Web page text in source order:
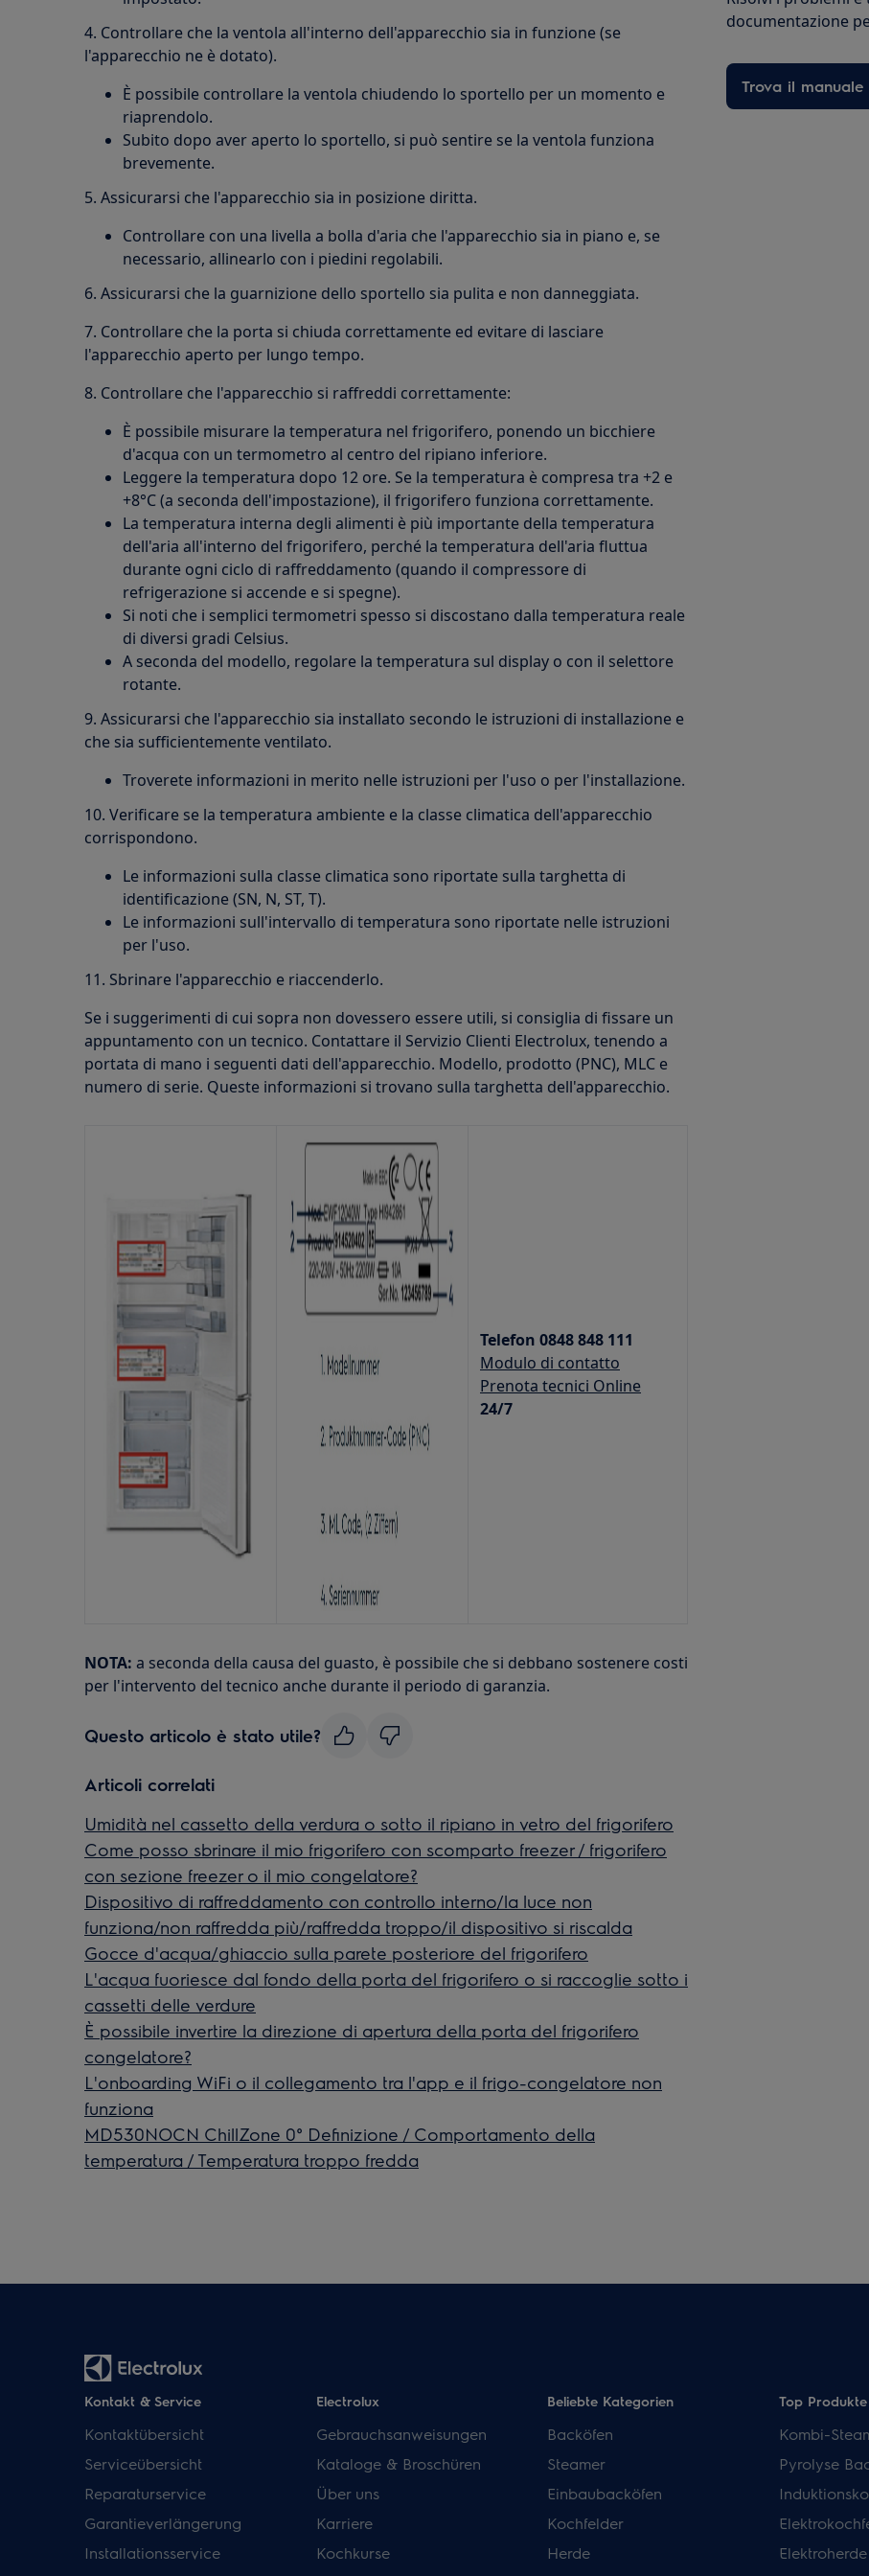
4. Controllare che la ventola all'interno dell'apparecchio sia in funzione (se
l'apparecchio ne è dotato).
È possibile controllare la ventola chiudendo lo sportello per un momento e
riaprendolo.
Subito dopo aver aperto lo sportello, si può sentire se la ventola funziona
brevemente.
5. Assicurarsi che l'apparecchio sia in posizione diritta.
Controllare con una livella a bolla d'aria che l'apparecchio sia in piano e, se
necessario, allinearlo con i piedini regolabili.
6. Assicurarsi che la guarnizione dello sportello sia pulita e non danneggiata.
7. Controllare che la porta si chiuda correttamente ed evitare di lasciare
l'apparecchio aperto per lungo tempo.
8. Controllare che l'apparecchio si raffreddi correttamente:
È possibile misurare la temperatura nel frigorifero, ponendo un bicchiere
d'acqua con un termometro al centro del ripiano inferiore.
Leggere la temperatura dopo 12 ore. Se la temperatura è compresa tra +2 e
+8°C (a seconda dell'impostazione), il frigorifero funziona correttamente.
La temperatura interna degli alimenti è più importante della temperatura
dell'aria all'interno del frigorifero, perché la temperatura dell'aria fluttua
durante ogni ciclo di raffreddamento (quando il compressore di
refrigerazione si accende e si spegne).
Si noti che i semplici termometri spesso si discostano dalla temperatura reale
di diversi gradi Celsius.
A seconda del modello, regolare la temperatura sul display o con il selettore
rotante.
9. Assicurarsi che l'apparecchio sia installato secondo le istruzioni di installazione e
che sia sufficientemente ventilato.
Troverete informazioni in merito nelle istruzioni per l'uso o per l'installazione.
10. Verificare se la temperatura ambiente e la classe climatica dell'apparecchio
corrispondono.
Le informazioni sulla classe climatica sono riportate sulla targhetta di
identificazione (SN, N, ST, T).
Le informazioni sull'intervallo di temperatura sono riportate nelle istruzioni
per l'uso.
11. Sbrinare l'apparecchio e riaccenderlo.
Se i suggerimenti di cui sopra non dovessero essere utili, si consiglia di fissare un
appuntamento con un tecnico. Contattare il Servizio Clienti Electrolux, tenendo a
portata di mano i seguenti dati dell'apparecchio. Modello, prodotto (PNC), MLC e
numero di serie. Queste informazioni si trovano sulla targhetta dell'apparecchio.
Telefon 0848 848 111
Modulo di contatto
Prenota tecnici Online
24/7
NOTA: a seconda della causa del guasto, è possibile che si debbano sostenere costi
per l'intervento del tecnico anche durante il periodo di garanzia.
Questo articolo è stato utile?
Articoli correlati
Umidità nel cassetto della verdura o sotto il ripiano in vetro del frigorifero
Come posso sbrinare il mio frigorifero con scomparto freezer / frigorifero
con sezione freezer o il mio congelatore?
Dispositivo di raffreddamento con controllo interno/la luce non
funziona/non raffredda più/raffredda troppo/il dispositivo si riscalda
Gocce d'acqua/ghiaccio sulla parete posteriore del frigorifero
L'acqua fuoriesce dal fondo della porta del frigorifero o si raccoglie sotto i
cassetti delle verdure
È possibile invertire la direzione di apertura della porta del frigorifero
congelatore?
L'onboarding WiFi o il collegamento tra l'app e il frigo-congelatore non
funziona
MD530NOCN ChillZone 0° Definizione / Comportamento della
temperatura / Temperatura troppo fredda
documentazione
Trova il manuale
Kontakt & Service
Kontaktübersicht
Serviceübersicht
Reparaturservice
Garantieverlängerung
Installationsservice
Electrolux
Gebrauchsanweisungen
Kataloge & Broschüren
Über uns
Karriere
Kochkurse
Beliebte Kategorien
Backöfen
Steamer
Einbaubacköfen
Kochfelder
Herde
Top Produkte
Kombi-
Pyrolyse
Elektroherde